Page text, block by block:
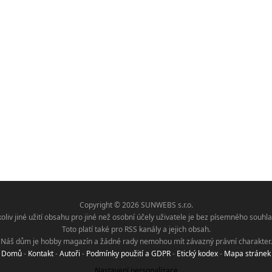
Copyright © 2026 SUNWEBS s.r.o.
jiné užití obsahu pro jiné než osobní účely uživatele je bez písemného
Toto platí také pro RSS kanály a jejich obsah.
Náš dům je hobby magazín a žádné rady nemohou mít závazný právní charakter.
Domů- Kontakt-Autoři - Podmínky použití a GDPR- Etický kodex- Mapa stránek